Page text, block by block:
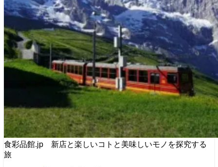
食彩品館.jp 新店と楽しいコトと美味しいモノを探究する
旅